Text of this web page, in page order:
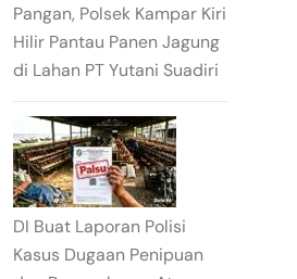
Pangan, Polsek Kampar Kiri
Hilir Pantau Panen Jagung
di Lahan PT Yutani Suadiri
DI Buat Laporan Polisi
Kasus Dugaan Penipuan